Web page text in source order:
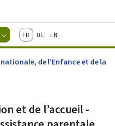
principal
Changer
FrançaisDeutschEnglish
de l’Enfance et de la
et de l’accueil -